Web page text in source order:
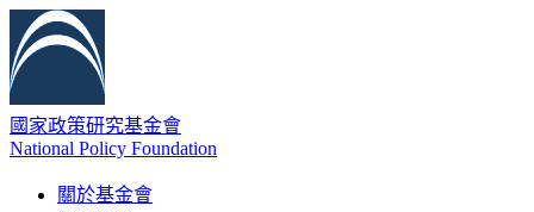
國家政策研究基金會
National Policy Foundation
關於基金會